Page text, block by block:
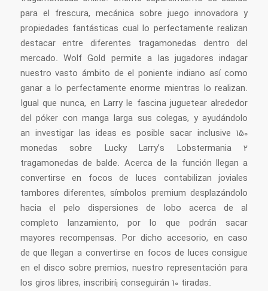
para el frescura, mecánica sobre juego innovadora y
propiedades fantásticas cual lo perfectamente realizan
destacar entre diferentes tragamonedas dentro del
mercado. Wolf Gold permite a las jugadores indagar
nuestro vasto ámbito de el poniente indiano así­ como
ganar a lo perfectamente enorme mientras lo realizan.
Igual que nunca, en Larry le fascina juguetear alrededor
del póker con manga larga sus colegas, y ayudándolo
an investigar las ideas es posible sacar inclusive 150
monedas sobre Lucky Larry’s Lobstermania 2
tragamonedas de balde. Acerca de la función llegan a
convertirse en focos de luces contabilizan joviales
tambores diferentes, símbolos premium desplazándolo
hacia el pelo dispersiones de lobo acerca de al
completo lanzamiento, por lo que podrán sacar
mayores recompensas. Por dicho accesorio, en caso
de que llegan a convertirse en focos de luces consigue
en el disco sobre premios, nuestro representación para
los giros libres, inscribirí¡ conseguirán 10 tiradas.